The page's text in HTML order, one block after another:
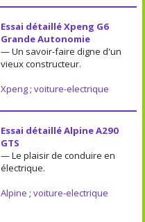
Essai détaillé Xpeng G6
Grande Autonomie
— Un savoir-faire digne d'un
vieux constructeur.
Xpeng; voiture-electrique
Essai détaillé Alpine A290
GTS
— Le plaisir de conduire en
électrique.
Alpine ; voiture-electrique